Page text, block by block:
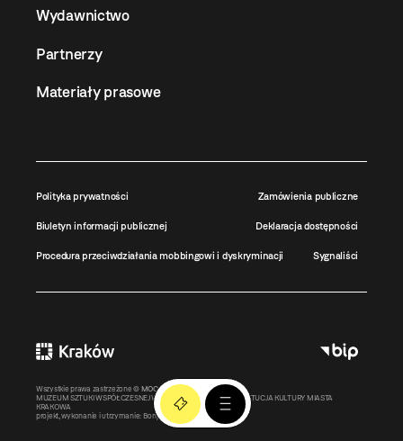
Wydawnictwo
Partnerzy
Materiały prasowe
Polityka prywatności Zamówienia publiczne
Biuletyn informacji publicznej Deklaracja dostępności
Procedura przeciwdziałania mobbingowi i dyskryminacji Sygnaliści
Wszystkie prawa zastrzeżone © MOCAK2011-2026
MUZEUM SZTUKI WSPÓŁCZESNEJ W KRAKOWIE MOCAK – INSTYTUCJA KULTURY MIASTA
KRAKOWA
projekt, wykonanie i utrzymanie: Bonjour.pl